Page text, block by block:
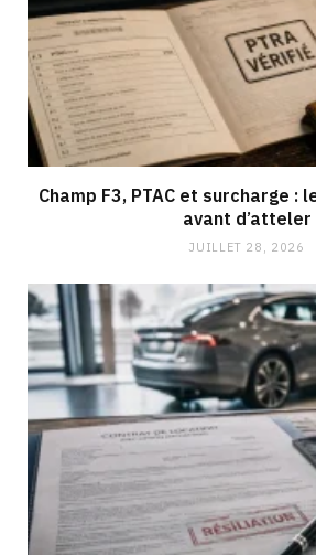
Champ F3, PTAC et surcharge :
avant d’atteler
JUILLET 28, 2026